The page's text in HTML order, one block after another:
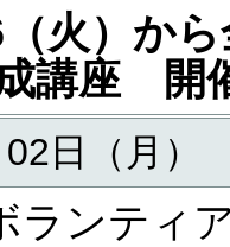
火）から
講座 開
日（月）
ランティ